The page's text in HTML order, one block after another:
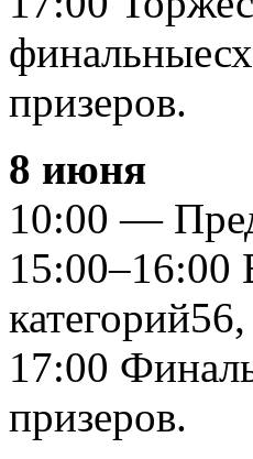
призеров.
8 июня
10:00 —
15:00–16:00
17:00
призеров.